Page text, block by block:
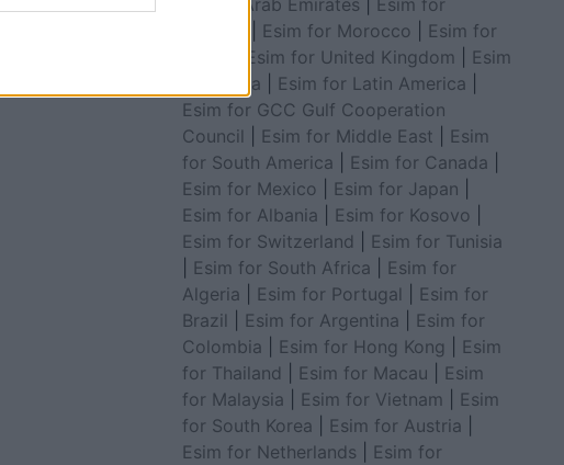
Esim for Morocco
Esim for
Esim for United Kingdom
Esim
for Africa
Esim for Latin America
Esim for GCC Gulf Cooperation
Council
Esim for Middle East
Esim
for South America
Esim for Canada
Esim for Mexico
Esim for Japan
Esim for Albania
Esim for Kosovo
Esim for Switzerland
Esim for Tunisia
Esim for South Africa
Esim for
Algeria
Esim for Portugal
Esim for
Brazil
Esim for Argentina
Esim for
Colombia
Esim for Hong Kong
Esim
for Thailand
Esim for Macau
Esim
for Malaysia
Esim for Vietnam
Esim
for South Korea
Esim for Austria
Esim for Netherlands
Esim for